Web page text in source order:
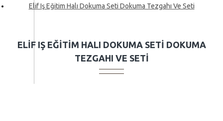
Elif Iş Eğitim Halı Dokuma Seti Dokuma Tezgahı Ve Seti
ELIF IŞ EĞITIM HALI DOKUMA SETI DOKUMA
TEZGAHI VE SETI